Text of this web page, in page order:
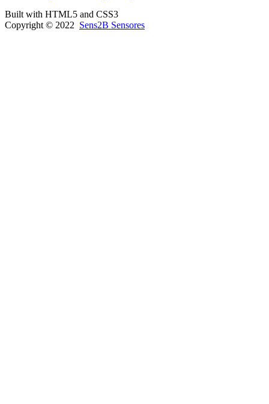
Built with HTML5 and CSS3
Copyright © 2022 Sens2B Sensores